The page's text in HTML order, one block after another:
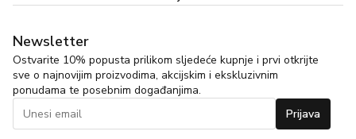
Newsletter
Ostvarite 10% popusta prilikom sljedeće kupnje i prvi otkrijte
sve o najnovijim proizvodima, akcijskim i ekskluzivnim
ponudama te posebnim događanjima.
Prijava